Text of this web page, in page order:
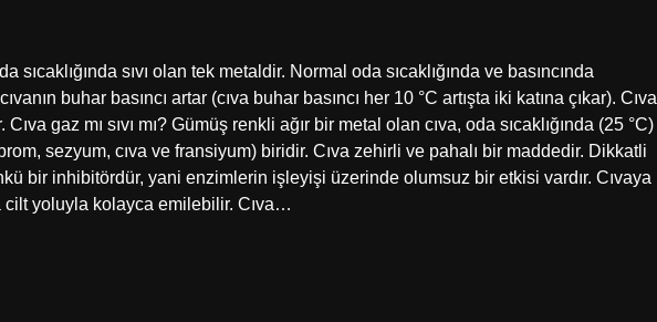
sıcaklığında sıvı olan tek metaldir. Normal oda sıcaklığında ve basıncında
buhar basıncı artar (cıva buhar basıncı her 10 °C artışta iki katına çıkar). Cıva
gaz mı sıvı mı? Gümüş renkli ağır bir metal olan cıva, oda sıcaklığında (25 °C)
sezyum, cıva ve fransiyum) biridir. Cıva zehirli ve pahalı bir maddedir. Dikkatli
bir inhibitördür, yani enzimlerin işleyişi üzerinde olumsuz bir etkisi vardır. Cıvaya
yoluyla kolayca emilebilir. Cıva…